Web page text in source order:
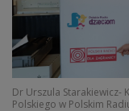
Dr Urszula Starakiewicz-
Polskiego w Polskim